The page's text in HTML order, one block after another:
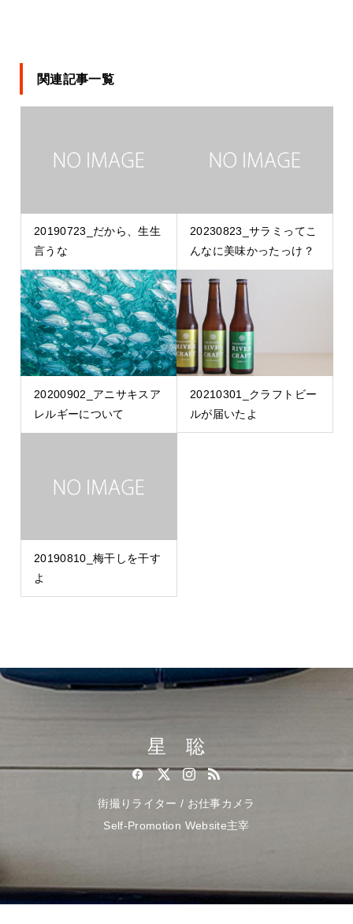
関連記事一覧
20190723_だから、生生
言うな
20230823_サラミってこ
んなに美味かったっけ？
20200902_アニサキスア
レルギーについて
20210301_クラフトビー
ルが届いたよ
20190810_梅干しを干す
よ
星 聡
街撮りライター / お仕事カメラ
Self-Promotion Website主宰